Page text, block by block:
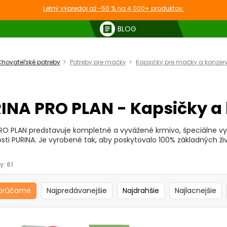
Letný výpredaj až -50 % na 4 000+ produktov.
article BLOG
potreby Potreby pre mačky Kapsičky pre mačky a
PRO PLAN - Kapsičky
PLAN predstavuje kompletné a vyvážené krmivo,
PURINA. Je vyrobené tak, aby poskytovalo 100% základných
61
Najpredávanejšie Najdrahšie Najlacnejšie